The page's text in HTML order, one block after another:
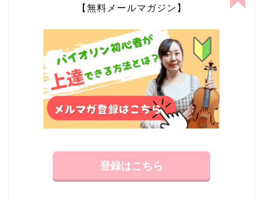
【無料メールマガジン】
登録はこちら